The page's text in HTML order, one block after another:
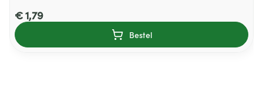
€ 1,79
Bestel